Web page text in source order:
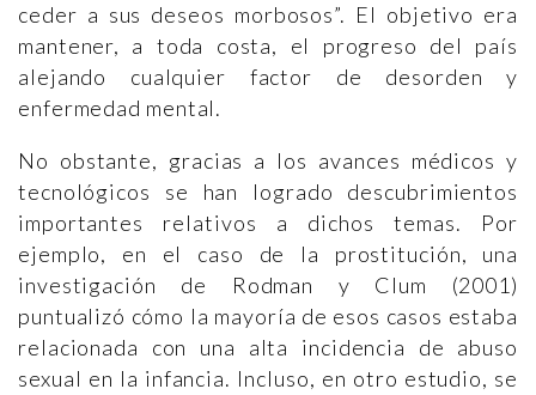
ceder a sus deseos morbosos”. El objetivo era
mantener, a toda costa, el progreso del país
alejando cualquier factor de desorden y
enfermedad mental.
No obstante, gracias a los avances médicos y
tecnológicos se han logrado descubrimientos
importantes relativos a dichos temas. Por
ejemplo, en el caso de la prostitución, una
investigación de Rodman y Clum (2001)
puntualizó cómo la mayoría de esos casos estaba
relacionada con una alta incidencia de abuso
sexual en la infancia. Incluso, en otro estudio, se